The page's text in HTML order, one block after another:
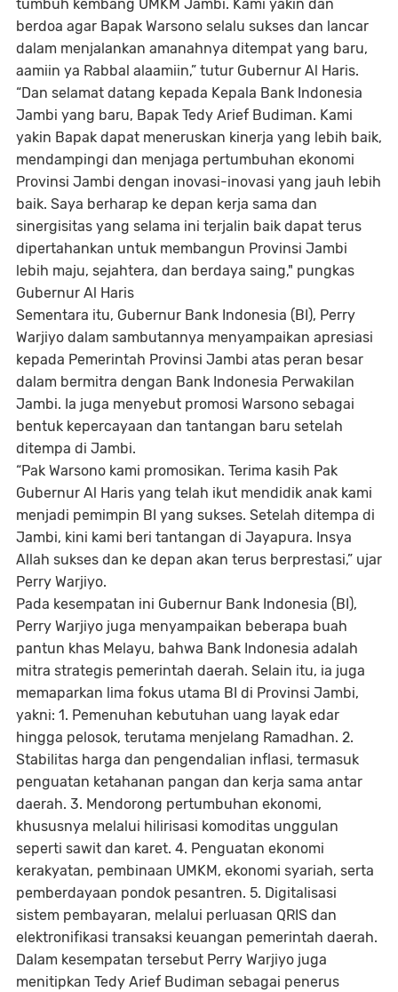
tumbuh kembang UMKM Jambi. Kami yakin dan
berdoa agar Bapak Warsono selalu sukses dan lancar
dalam menjalankan amanahnya ditempat yang baru,
aamiin ya Rabbal alaamiin,” tutur Gubernur Al Haris.
“Dan selamat datang kepada Kepala Bank Indonesia
Jambi yang baru, Bapak Tedy Arief Budiman. Kami
yakin Bapak dapat meneruskan kinerja yang lebih baik,
mendampingi dan menjaga pertumbuhan ekonomi
Provinsi Jambi dengan inovasi-inovasi yang jauh lebih
baik. Saya berharap ke depan kerja sama dan
sinergisitas yang selama ini terjalin baik dapat terus
dipertahankan untuk membangun Provinsi Jambi
lebih maju, sejahtera, dan berdaya saing," pungkas
Gubernur Al Haris
Sementara itu, Gubernur Bank Indonesia (BI), Perry
Warjiyo dalam sambutannya menyampaikan apresiasi
kepada Pemerintah Provinsi Jambi atas peran besar
dalam bermitra dengan Bank Indonesia Perwakilan
Jambi. Ia juga menyebut promosi Warsono sebagai
bentuk kepercayaan dan tantangan baru setelah
ditempa di Jambi.
“Pak Warsono kami promosikan. Terima kasih Pak
Gubernur Al Haris yang telah ikut mendidik anak kami
menjadi pemimpin BI yang sukses. Setelah ditempa di
Jambi, kini kami beri tantangan di Jayapura. Insya
Allah sukses dan ke depan akan terus berprestasi,” ujar
Perry Warjiyo.
Pada kesempatan ini Gubernur Bank Indonesia (BI),
Perry Warjiyo juga menyampaikan beberapa buah
pantun khas Melayu, bahwa Bank Indonesia adalah
mitra strategis pemerintah daerah. Selain itu, ia juga
memaparkan lima fokus utama BI di Provinsi Jambi,
yakni: 1. Pemenuhan kebutuhan uang layak edar
hingga pelosok, terutama menjelang Ramadhan. 2.
Stabilitas harga dan pengendalian inflasi, termasuk
penguatan ketahanan pangan dan kerja sama antar
daerah. 3. Mendorong pertumbuhan ekonomi,
khususnya melalui hilirisasi komoditas unggulan
seperti sawit dan karet. 4. Penguatan ekonomi
kerakyatan, pembinaan UMKM, ekonomi syariah, serta
pemberdayaan pondok pesantren. 5. Digitalisasi
sistem pembayaran, melalui perluasan QRIS dan
elektronifikasi transaksi keuangan pemerintah daerah.
Dalam kesempatan tersebut Perry Warjiyo juga
menitipkan Tedy Arief Budiman sebagai penerus